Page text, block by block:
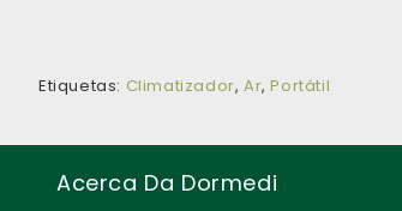
Etiquetas: Climatizador,Ar,Portátil
Acerca Da Dormedi